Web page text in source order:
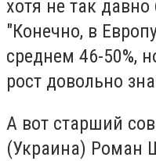
хотя не так давно
"Конечно, в
среднем 46-50%,
рост довольно
А вот старший
(Украина) Роман